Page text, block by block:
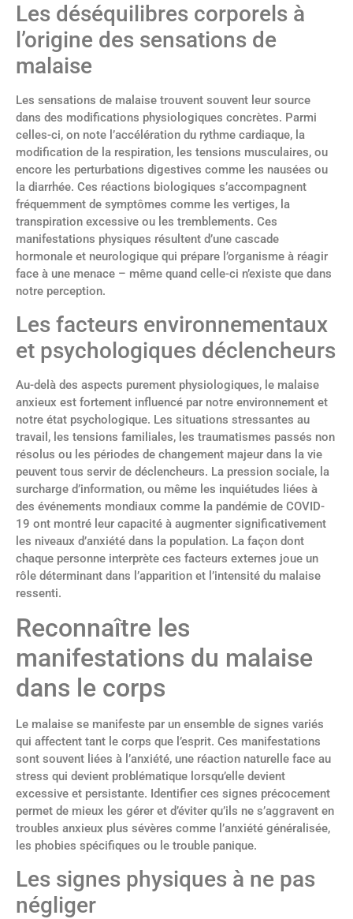
Les déséquilibres corporels à
l’origine des sensations de
malaise
Les sensations de malaise trouvent souvent leur source
dans des modifications physiologiques concrètes. Parmi
celles-ci, on note l’accélération du rythme cardiaque, la
modification de la respiration, les tensions musculaires, ou
encore les perturbations digestives comme les nausées ou
la diarrhée. Ces réactions biologiques s’accompagnent
fréquemment de symptômes comme les vertiges, la
transpiration excessive ou les tremblements. Ces
manifestations physiques résultent d’une cascade
hormonale et neurologique qui prépare l’organisme à réagir
face à une menace – même quand celle-ci n’existe que dans
notre perception.
Les facteurs environnementaux
et psychologiques déclencheurs
Au-delà des aspects purement physiologiques, le malaise
anxieux est fortement influencé par notre environnement et
notre état psychologique. Les situations stressantes au
travail, les tensions familiales, les traumatismes passés non
résolus ou les périodes de changement majeur dans la vie
peuvent tous servir de déclencheurs. La pression sociale, la
surcharge d’information, ou même les inquiétudes liées à
des événements mondiaux comme la pandémie de COVID-
19 ont montré leur capacité à augmenter significativement
les niveaux d’anxiété dans la population. La façon dont
chaque personne interprète ces facteurs externes joue un
rôle déterminant dans l’apparition et l’intensité du malaise
ressenti.
Reconnaître les
manifestations du malaise
dans le corps
Le malaise se manifeste par un ensemble de signes variés
qui affectent tant le corps que l’esprit. Ces manifestations
sont souvent liées à l’anxiété, une réaction naturelle face au
stress qui devient problématique lorsqu’elle devient
excessive et persistante. Identifier ces signes précocement
permet de mieux les gérer et d’éviter qu’ils ne s’aggravent en
troubles anxieux plus sévères comme l’anxiété généralisée,
les phobies spécifiques ou le trouble panique.
Les signes physiques à ne pas
négliger